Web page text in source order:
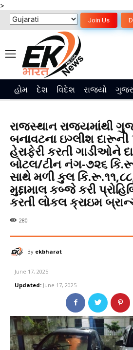
>
Join Us
હોમ દેશ વિદેશ રાજ્યો
રાજસ્થાન રાજયમાંથી
બનાવટના ઇગ્લીશ દારૂની
હેરાફેરી કરતી ગાડીઓને
બોટલ/ટીન નંગ-૭૨૬
સાથે મળી કુલ
મુદ્દામાલ કબ્જે કરી
કરતી લોકલ ક્રાઇમ
280
By ekbharat
June 17, 2025
Updated: June 17, 2025